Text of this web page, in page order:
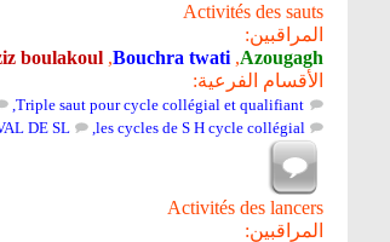
Activités des sauts
المراقبين:
Azougagh
,
Bouchra twati
,
boulakoul
الأقسام الفرعية:
Triple saut pour cycle collégial et qualifiant
,
les cycles de S H cycle collégial
,
DE SL
Activités des lancers
المراقبين: